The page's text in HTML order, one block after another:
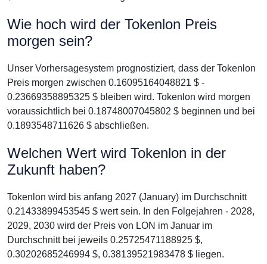
Wie hoch wird der Tokenlon Preis
morgen sein?
Unser Vorhersagesystem prognostiziert, dass der Tokenlon
Preis morgen zwischen 0.16095164048821 $ -
0.23669358895325 $ bleiben wird. Tokenlon wird morgen
voraussichtlich bei 0.18748007045802 $ beginnen und bei
0.1893548711626 $ abschließen.
Welchen Wert wird Tokenlon in der
Zukunft haben?
Tokenlon wird bis anfang 2027 (January) im Durchschnitt
0.21433899453545 $ wert sein. In den Folgejahren - 2028,
2029, 2030 wird der Preis von LON im Januar im
Durchschnitt bei jeweils 0.25725471188925 $,
0.30202685246994 $, 0.38139521983478 $ liegen.